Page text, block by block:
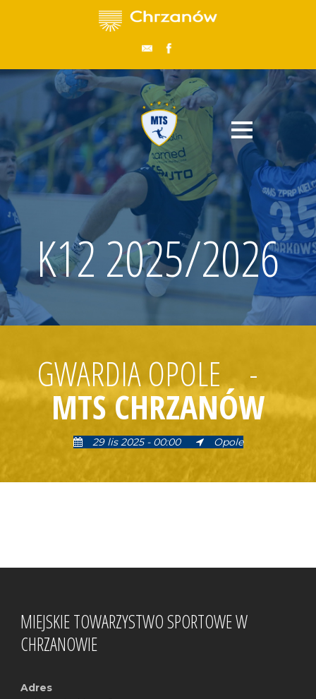
K12 2025/2026
GWARDIA OPOLE -
MTS CHRZANÓW
29 lis 2025 - 00:00 Opole
MIEJSKIE TOWARZYSTWO SPORTOWE W
CHRZANOWIE
Adres